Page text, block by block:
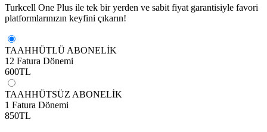
Turkcell One Plus ile tek bir yerden ve sabit fiyat garantisiyle favori
platformlarınızın keyfini çıkarın!
TAAHHÜTLÜ ABONELİK
12 Fatura Dönemi
600TL
TAAHHÜTSÜZ ABONELİK
1 Fatura Dönemi
850TL